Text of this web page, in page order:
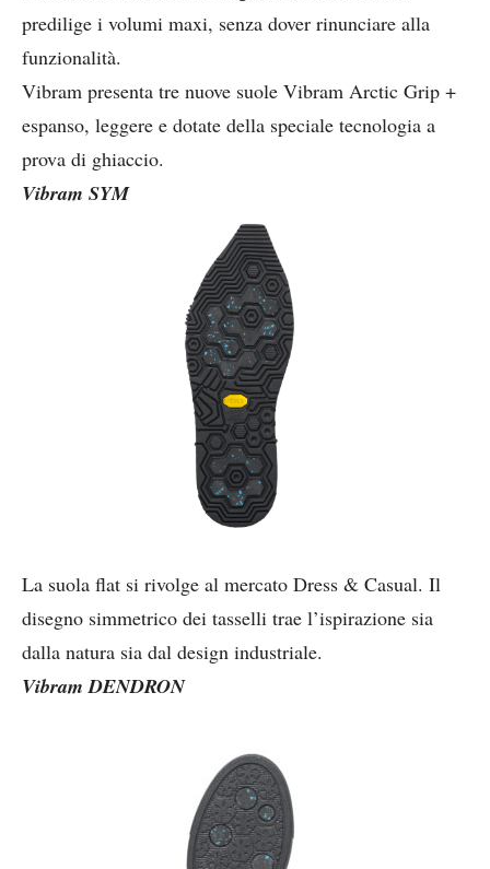
predilige i volumi maxi, senza dover rinunciare alla
funzionalità.
Vibram presenta tre nuove suole Vibram Arctic Grip +
espanso, leggere e dotate della speciale tecnologia a
prova di ghiaccio.
Vibram SYM
La suola flat si rivolge al mercato Dress & Casual. Il
disegno simmetrico dei tasselli trae l’ispirazione sia
dalla natura sia dal design industriale.
Vibram DENDRON